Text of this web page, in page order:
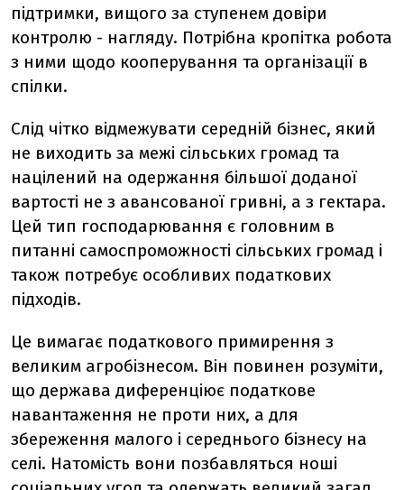
підтримки, вищого за ступенем довіри
контролю - нагляду. Потрібна кропітка робота
з ними щодо кооперування та організації в
спілки.
Слід чітко відмежувати середній бізнес, який
не виходить за межі сільських громад та
націлений на одержання більшої доданої
вартості не з авансованої гривні, а з гектара.
Цей тип господарювання є головним в
питанні самоспроможності сільських громад і
також потребує особливих податкових
підходів.
Це вимагає податкового примирення з
великим агробізнесом. Він повинен розуміти,
що держава диференціює податкове
навантаження не проти них, а для
збереження малого і середнього бізнесу на
селі. Натомість вони позбавляться ноші